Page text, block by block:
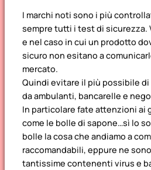
I marchi noti sono i più
sempre tutti i test di sicurezza.
e nel caso in cui un prodotto
sicuro non esitano a
mercato.
Quindi evitare il più possibile
da ambulanti, bancarelle e
In particolare fate attenzioni ai
come le bolle di sapone…sì lo
bolle la cosa che andiamo a
raccomandabili, eppure ne
tantissime contenenti virus e